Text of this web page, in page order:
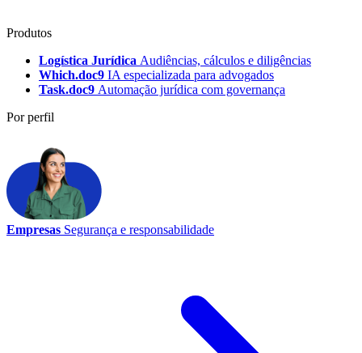
Produtos
Logística Jurídica Audiências, cálculos e diligências
Which.doc9 IA especializada para advogados
Task.doc9 Automação jurídica com governança
Por perfil
Empresas Segurança e responsabilidade